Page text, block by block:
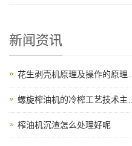
新闻资讯
花生剥壳机原理及操作的原理…
螺旋榨油机的冷榨工艺技术主…
榨油机沉渣怎么处理好呢